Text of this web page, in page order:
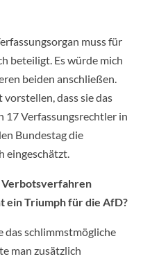
muss für
beteiligt. Es würde mich
beiden anschließen.
dass sie das
17 Verfassungsrechtler in
Bundestag die
eingeschätzt.
Verbotsverfahren
ein Triumph für die AfD?
das schlimmstmögliche
man zusätzlich